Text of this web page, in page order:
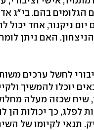
הגלומים בהם. בי"ג
ניקנור, אחד יכול
האם ניתן
לחשל ערכים
יוכלו להמשיך
שיח שכזה מעלה
לפלג, כך יכולות הן
תנאי לקיומו של